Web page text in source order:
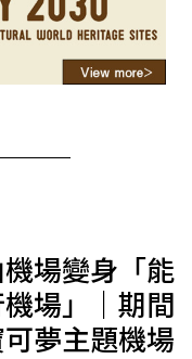
機場變身「能
場」｜期間
夢主題機場